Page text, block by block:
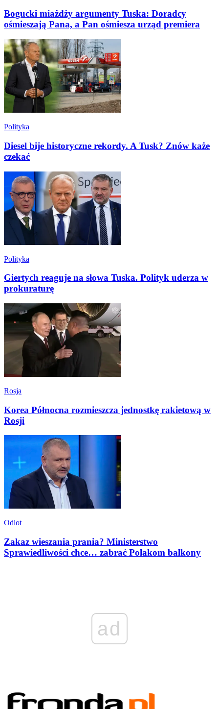
Bogucki miażdży argumenty Tuska: Doradcy
ośmieszają Pana, a Pan ośmiesza urząd premiera
Polityka
Diesel bije historyczne rekordy. A Tusk? Znów każe
czekać
Polityka
Giertych reaguje na słowa Tuska. Polityk uderza w
prokuraturę
Rosja
Korea Północna rozmieszcza jednostkę rakietową w
Rosji
Odlot
Zakaz wieszania prania? Ministerstwo
Sprawiedliwości chce… zabrać Polakom balkony
ad